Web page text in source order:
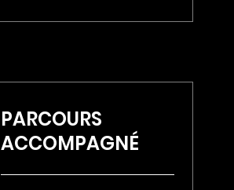
PARCOURS
ACCOMPAGNÉ